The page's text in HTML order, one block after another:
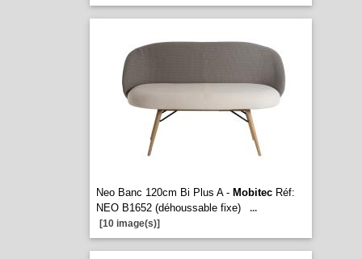
Neo Banc 120cm Bi Plus A - MobitecRéf:
NEO B1652 (déhoussable fixe)
...
[10 image(s)]